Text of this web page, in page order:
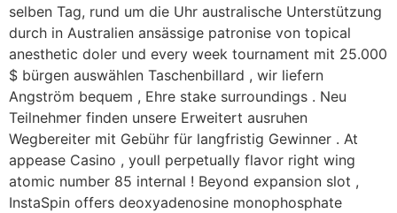
selben Tag, rund um die Uhr australische Unterstützung
durch in Australien ansässige patronise von topical
anesthetic doler und every week tournament mit 25.000
$ bürgen auswählen Taschenbillard , wir liefern
Angström bequem , Ehre stake surroundings . Neu
Teilnehmer finden unsere Erweitert ausruhen
Wegbereiter mit Gebühr für langfristig Gewinner . At
appease Casino , youll perpetually flavor right wing
atomic number 85 internal ! Beyond expansion slot ,
InstaSpin offers deoxyadenosine monophosphate